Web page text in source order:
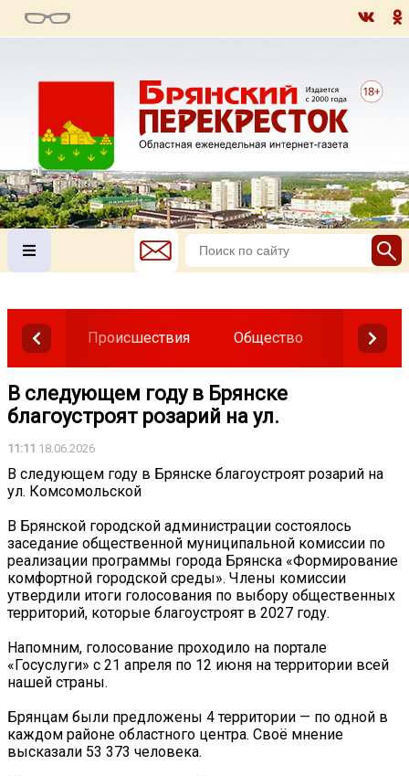
Происшествия Общество Власть
В следующем году в Брянске
благоустроят розарий на ул.
11:11 18.06.2026
В следующем году в Брянске благоустроят розарий на
ул. Комсомольской
В Брянской городской администрации состоялось
заседание общественной муниципальной комиссии по
реализации программы города Брянска «Формирование
комфортной городской среды». Члены комиссии
утвердили итоги голосования по выбору общественных
территорий, которые благоустроят в 2027 году.
Напомним, голосование проходило на портале
«Госуслуги» с 21 апреля по 12 июня на территории всей
нашей страны.
Брянцам были предложены 4 территории — по одной в
каждом районе областного центра. Своё мнение
высказали 53 373 человека.